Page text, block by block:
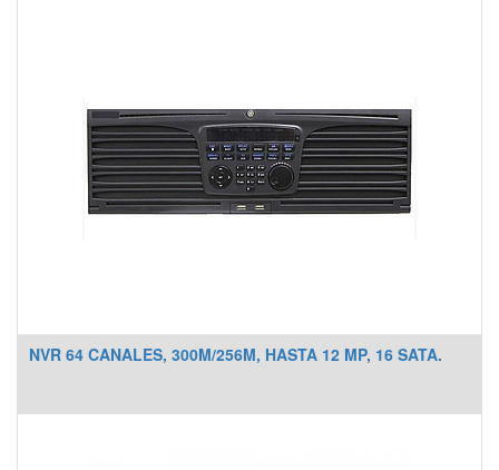
NVR 64 CANALES, 300M/256M, HASTA 12 MP, 16 SATA.